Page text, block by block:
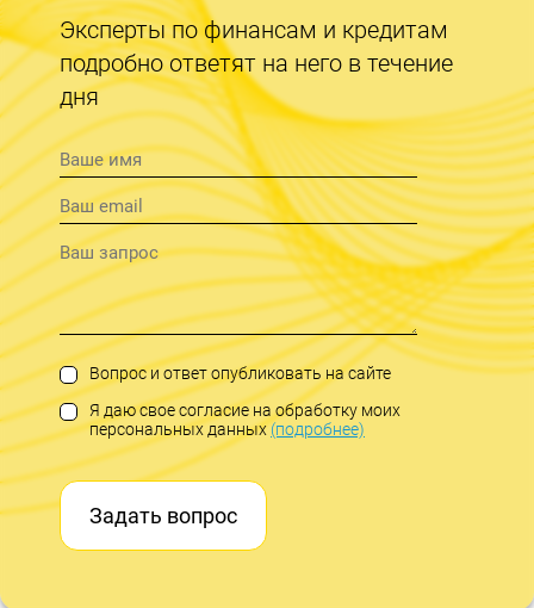
Эксперты по финансам и кредитам
подробно ответят на него в течение
дня
Вопрос и ответ опубликовать на сайте
Я даю свое согласие на обработку моих
персональных данных(подробнее)
Задать вопрос